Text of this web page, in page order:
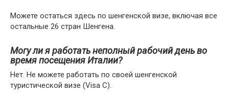
Можете остаться здесь по шенгенской визе, включая все
остальные 26 стран Шенгена.
Могу ли я работать неполный рабочий день во
время посещения Италии?
Нет. Не можете работать по своей шенгенской
туристической визе (Visa C).